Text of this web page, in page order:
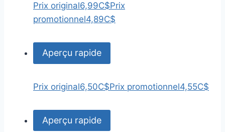
Prix original6,99C$Prix
promotionnel4,89C$
Aperçu rapide
Prix original6,50C$Prix promotionnel4,55C$
Aperçu rapide